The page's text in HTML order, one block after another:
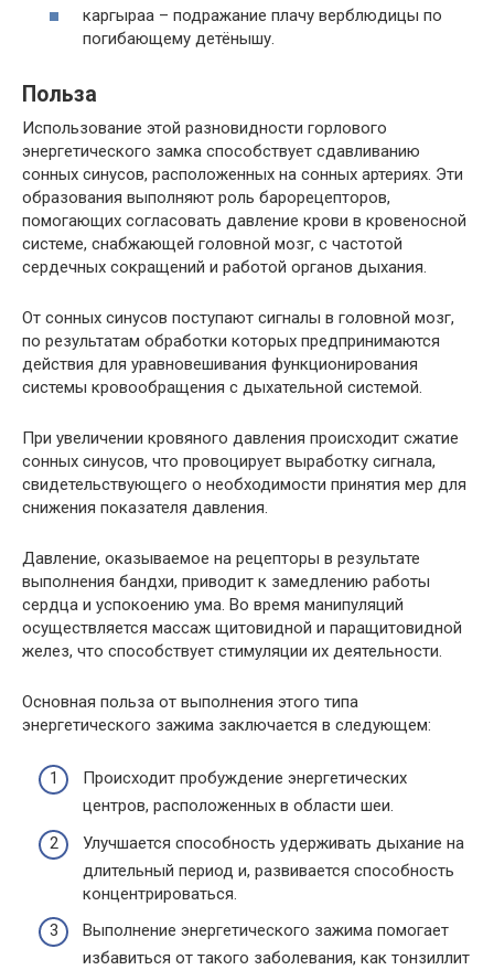
каргыраа – подражание плачу верблюдицы по
погибающему детёнышу.
Польза
Использование этой разновидности горлового
энергетического замка способствует сдавливанию
сонных синусов, расположенных на сонных артериях. Эти
образования выполняют роль барорецепторов,
помогающих согласовать давление крови в кровеносной
системе, снабжающей головной мозг, с частотой
сердечных сокращений и работой органов дыхания.
От сонных синусов поступают сигналы в головной мозг,
по результатам обработки которых предпринимаются
действия для уравновешивания функционирования
системы кровообращения с дыхательной системой.
При увеличении кровяного давления происходит сжатие
сонных синусов, что провоцирует выработку сигнала,
свидетельствующего о необходимости принятия мер для
снижения показателя давления.
Давление, оказываемое на рецепторы в результате
выполнения бандхи, приводит к замедлению работы
сердца и успокоению ума. Во время манипуляций
осуществляется массаж щитовидной и паращитовидной
желез, что способствует стимуляции их деятельности.
Основная польза от выполнения этого типа
энергетического зажима заключается в следующем:
Происходит пробуждение энергетических
центров, расположенных в области шеи.
Улучшается способность удерживать дыхание на
длительный период и, развивается способность
концентрироваться.
Выполнение энергетического зажима помогает
избавиться от такого заболевания, как тонзиллит